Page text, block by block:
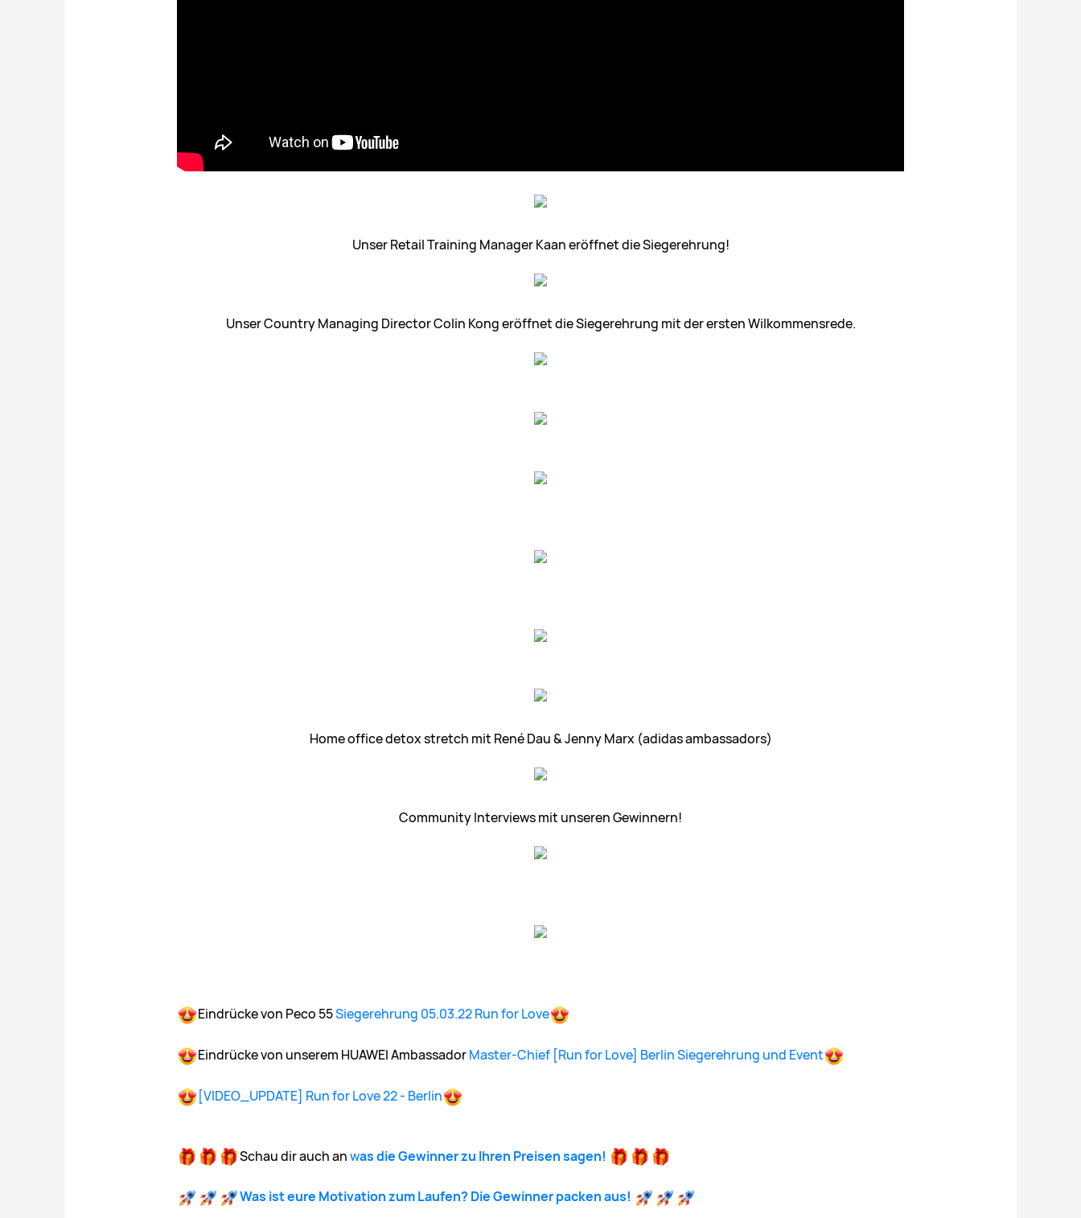
Unser Retail Training Manager Kaan eröffnet die Siegerehrung!
Unser Country Managing Director Colin Kong eröffnet die Siegerehrung mit der ersten Wilkommensrede.
Home office detox stretch mit René Dau & Jenny Marx (adidas ambassadors)
Community Interviews mit unseren Gewinnern!
Eindrücke von Peco 55Siegerehrung 05.03.22 Run for Love
Eindrücke von unserem HUAWEI AmbassadorMaster-Chief [Run for Love] Berlin Siegerehrung und Event
[VIDEO_UPDATE] Run for Love 22 - Berlin
Schau dir auch anwas die Gewinner zu Ihren Preisen sagen!
Was ist eure Motivation zum Laufen? Die Gewinner packen aus!